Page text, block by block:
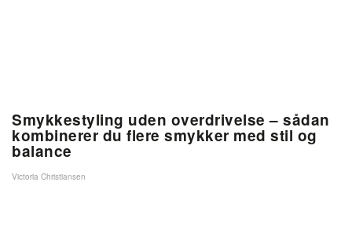
Smykkestyling uden overdrivelse – sådan
kombinerer du flere smykker med stil og
balance
Victoria Christiansen